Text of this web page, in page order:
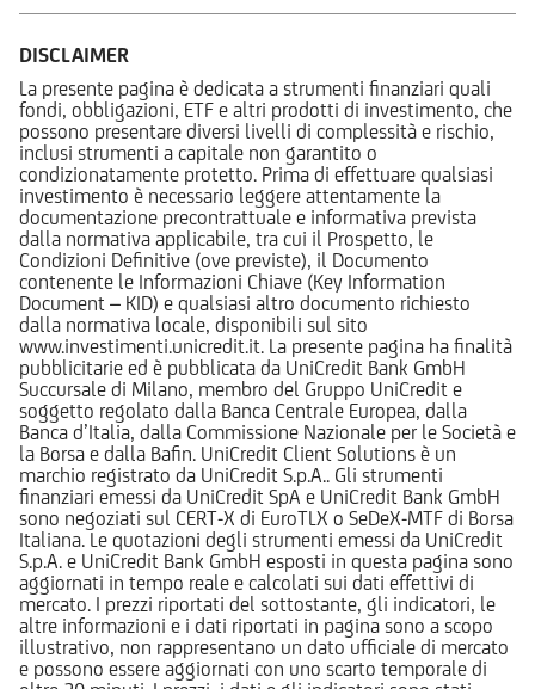
DISCLAIMER
La presente pagina è dedicata a strumenti finanziari quali
fondi, obbligazioni, ETF e altri prodotti di investimento, che
possono presentare diversi livelli di complessità e rischio,
inclusi strumenti a capitale non garantito o
condizionatamente protetto. Prima di effettuare qualsiasi
investimento è necessario leggere attentamente la
documentazione precontrattuale e informativa prevista
dalla normativa applicabile, tra cui il Prospetto, le
Condizioni Definitive (ove previste), il Documento
contenente le Informazioni Chiave (Key Information
Document – KID) e qualsiasi altro documento richiesto
dalla normativa locale, disponibili sul sito
www.investimenti.unicredit.it. La presente pagina ha finalità
pubblicitarie ed è pubblicata da UniCredit Bank GmbH
Succursale di Milano, membro del Gruppo UniCredit e
soggetto regolato dalla Banca Centrale Europea, dalla
Banca d’Italia, dalla Commissione Nazionale per le Società e
la Borsa e dalla Bafin. UniCredit Client Solutions è un
marchio registrato da UniCredit S.p.A.. Gli strumenti
finanziari emessi da UniCredit SpA e UniCredit Bank GmbH
sono negoziati sul CERT-X di EuroTLX o SeDeX-MTF di Borsa
Italiana. Le quotazioni degli strumenti emessi da UniCredit
S.p.A. e UniCredit Bank GmbH esposti in questa pagina sono
aggiornati in tempo reale e calcolati sui dati effettivi di
mercato. I prezzi riportati del sottostante, gli indicatori, le
altre informazioni e i dati riportati in pagina sono a scopo
illustrativo, non rappresentano un dato ufficiale di mercato
e possono essere aggiornati con uno scarto temporale di